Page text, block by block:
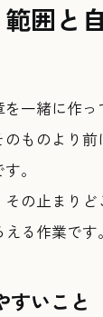
囲と
を一緒に作
ものより
。
の止まりど
る作業です。
すいこと